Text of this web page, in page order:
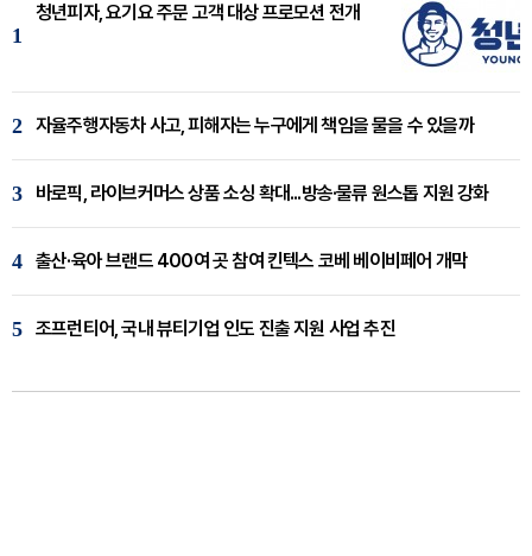
1
청년피자, 요기요 주문 고객 대상 프로모션 전개
2 자율주행자동차 사고, 피해자는 누구에게 책임을 물을 수 있을까
3 바로픽, 라이브커머스 상품 소싱 확대...방송·물류 원스톱 지원 강화
4 출산·육아 브랜드 400여 곳 참여 킨텍스 코베 베이비페어 개막
5 조프런티어, 국내 뷰티기업 인도 진출 지원 사업 추진